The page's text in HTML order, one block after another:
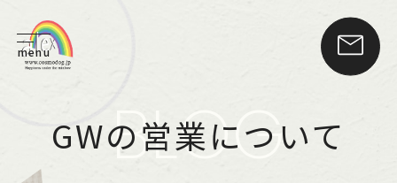
menu
BLOG
GWの営業について